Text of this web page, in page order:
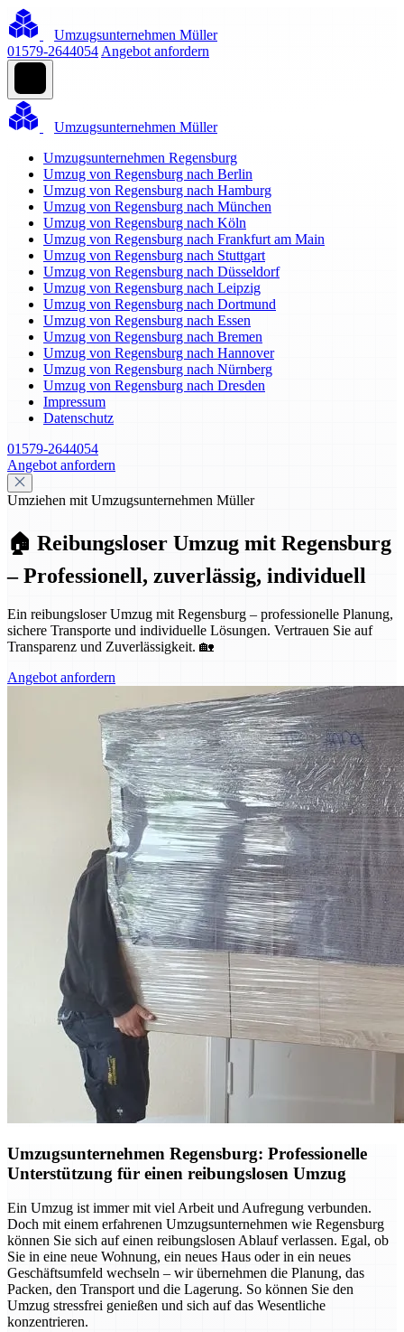
Umzugsunternehmen Müller
01579-2644054 Angebot anfordern
Umzugsunternehmen Müller
Umzugsunternehmen Regensburg
Umzug von Regensburg nach Berlin
Umzug von Regensburg nach Hamburg
Umzug von Regensburg nach München
Umzug von Regensburg nach Köln
Umzug von Regensburg nach Frankfurt am Main
Umzug von Regensburg nach Stuttgart
Umzug von Regensburg nach Düsseldorf
Umzug von Regensburg nach Leipzig
Umzug von Regensburg nach Dortmund
Umzug von Regensburg nach Essen
Umzug von Regensburg nach Bremen
Umzug von Regensburg nach Hannover
Umzug von Regensburg nach Nürnberg
Umzug von Regensburg nach Dresden
Impressum
Datenschutz
01579-2644054
Angebot anfordern
Umziehen mit Umzugsunternehmen Müller
🏠 Reibungsloser Umzug mit Regensburg
– Professionell, zuverlässig, individuell
Ein reibungsloser Umzug mit Regensburg – professionelle Planung,
sichere Transporte und individuelle Lösungen. Vertrauen Sie auf
Transparenz und Zuverlässigkeit. 🏡
Angebot anfordern
Umzugsunternehmen Regensburg: Professionelle
Unterstützung für einen reibungslosen Umzug
Ein Umzug ist immer mit viel Arbeit und Aufregung verbunden.
Doch mit einem erfahrenen Umzugsunternehmen wie Regensburg
können Sie sich auf einen reibungslosen Ablauf verlassen. Egal, ob
Sie in eine neue Wohnung, ein neues Haus oder in ein neues
Geschäftsumfeld wechseln – wir übernehmen die Planung, das
Packen, den Transport und die Lagerung. So können Sie den
Umzug stressfrei genießen und sich auf das Wesentliche
konzentrieren.